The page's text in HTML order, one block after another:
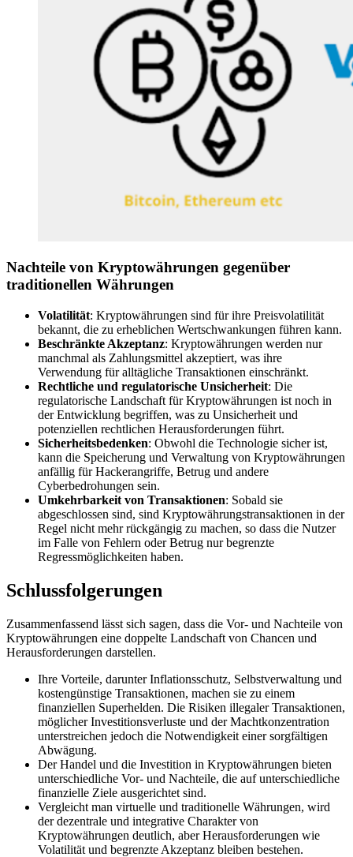
Nachteile von Kryptowährungen gegenüber
traditionellen Währungen
Volatilität: Kryptowährungen sind für ihre Preisvolatilität
bekannt, die zu erheblichen Wertschwankungen führen kann.
Beschränkte Akzeptanz: Kryptowährungen werden nur
manchmal als Zahlungsmittel akzeptiert, was ihre
Verwendung für alltägliche Transaktionen einschränkt.
Rechtliche und regulatorische Unsicherheit: Die
regulatorische Landschaft für Kryptowährungen ist noch in
der Entwicklung begriffen, was zu Unsicherheit und
potenziellen rechtlichen Herausforderungen führt.
Sicherheitsbedenken: Obwohl die Technologie sicher ist,
kann die Speicherung und Verwaltung von Kryptowährungen
anfällig für Hackerangriffe, Betrug und andere
Cyberbedrohungen sein.
Umkehrbarkeit von Transaktionen: Sobald sie
abgeschlossen sind, sind Kryptowährungstransaktionen in der
Regel nicht mehr rückgängig zu machen, so dass die Nutzer
im Falle von Fehlern oder Betrug nur begrenzte
Regressmöglichkeiten haben.
Schlussfolgerungen
Zusammenfassend lässt sich sagen, dass die Vor- und Nachteile von
Kryptowährungen eine doppelte Landschaft von Chancen und
Herausforderungen darstellen.
Ihre Vorteile, darunter Inflationsschutz, Selbstverwaltung und
kostengünstige Transaktionen, machen sie zu einem
finanziellen Superhelden. Die Risiken illegaler Transaktionen,
möglicher Investitionsverluste und der Machtkonzentration
unterstreichen jedoch die Notwendigkeit einer sorgfältigen
Abwägung.
Der Handel und die Investition in Kryptowährungen bieten
unterschiedliche Vor- und Nachteile, die auf unterschiedliche
finanzielle Ziele ausgerichtet sind.
Vergleicht man virtuelle und traditionelle Währungen, wird
der dezentrale und integrative Charakter von
Kryptowährungen deutlich, aber Herausforderungen wie
Volatilität und begrenzte Akzeptanz bleiben bestehen.